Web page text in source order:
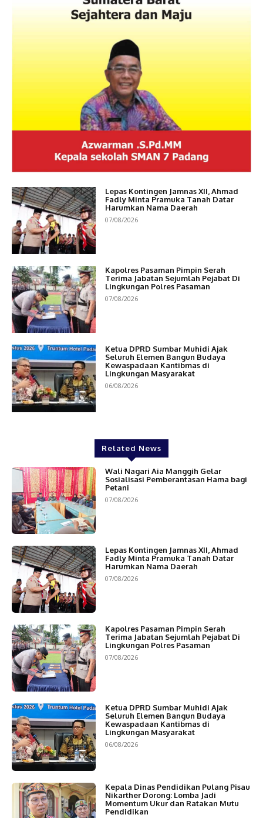
Lepas Kontingen Jamnas XII, Ahmad
Fadly Minta Pramuka Tanah Datar
Harumkan Nama Daerah
07/08/2026
Kapolres Pasaman Pimpin Serah
Terima Jabatan Sejumlah Pejabat Di
Lingkungan Polres Pasaman
07/08/2026
Ketua DPRD Sumbar Muhidi Ajak
Seluruh Elemen Bangun Budaya
Kewaspadaan Kantibmas di
Lingkungan Masyarakat
06/08/2026
Related News
Wali Nagari Aia Manggih Gelar
Sosialisasi Pemberantasan Hama bagi
Petani
07/08/2026
Lepas Kontingen Jamnas XII, Ahmad
Fadly Minta Pramuka Tanah Datar
Harumkan Nama Daerah
07/08/2026
Kapolres Pasaman Pimpin Serah
Terima Jabatan Sejumlah Pejabat Di
Lingkungan Polres Pasaman
07/08/2026
Ketua DPRD Sumbar Muhidi Ajak
Seluruh Elemen Bangun Budaya
Kewaspadaan Kantibmas di
Lingkungan Masyarakat
06/08/2026
Kepala Dinas Pendidikan Pulang Pisau
Nikarther Dorong: Lomba Jadi
Momentum Ukur dan Ratakan Mutu
Pendidikan